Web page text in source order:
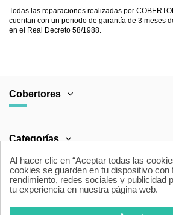
Todas las reparaciones realizadas por
cuentan con un periodo de garantía de 3 meses
en el Real Decreto 58/1988.
Cobertores
Categorías
Área Legal
Al hacer clic en “Aceptar todas las
cookies se guarden en tu dispositivo con
rendimiento, redes sociales y publicidad
tu experiencia en nuestra página web.